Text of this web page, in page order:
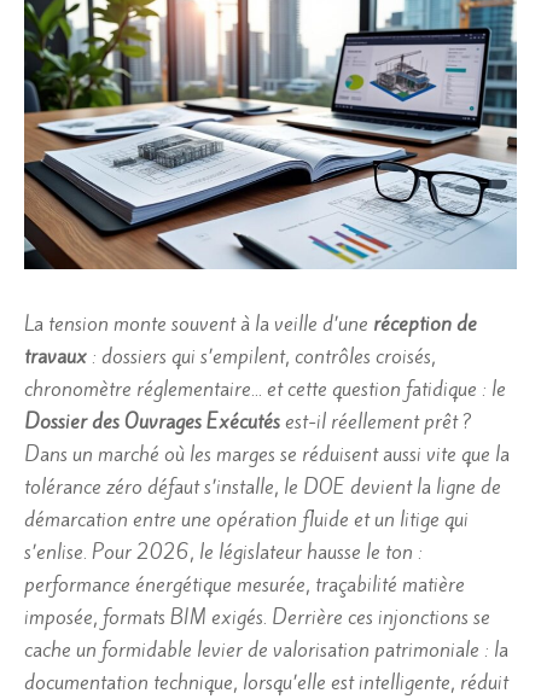
La tension monte souvent à la veille d’une réception de
travaux : dossiers qui s’empilent, contrôles croisés,
chronomètre réglementaire… et cette question fatidique : le
Dossier des Ouvrages Exécutésest-il réellement prêt ?
Dans un marché où les marges se réduisent aussi vite que la
tolérance zéro défaut s’installe, le DOE devient la ligne de
démarcation entre une opération fluide et un litige qui
s’enlise. Pour 2026, le législateur hausse le ton :
performance énergétique mesurée, traçabilité matière
imposée, formats BIM exigés. Derrière ces injonctions se
cache un formidable levier de valorisation patrimoniale : la
documentation technique, lorsqu’elle est intelligente, réduit